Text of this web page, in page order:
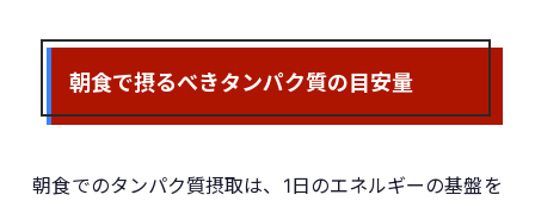
朝食で摂るべきタンパク質の目安量
朝食でのタンパク質摂取は、1日のエネルギーの基盤を